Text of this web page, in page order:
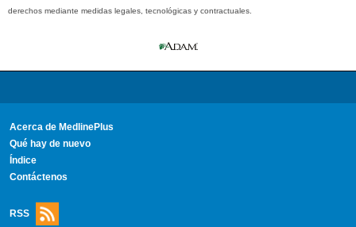
derechos mediante medidas legales, tecnológicas y contractuales.
Acerca de MedlinePlus
Qué hay de nuevo
Índice
Contáctenos
RSS